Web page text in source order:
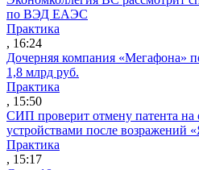
по ВЭД ЕАЭС
Практика
, 16:24
Дочерняя компания «Мегафона»
1,8 млрд руб.
Практика
, 15:50
СИП проверит отмену патента на
устройствами после возражений
Практика
, 15:17